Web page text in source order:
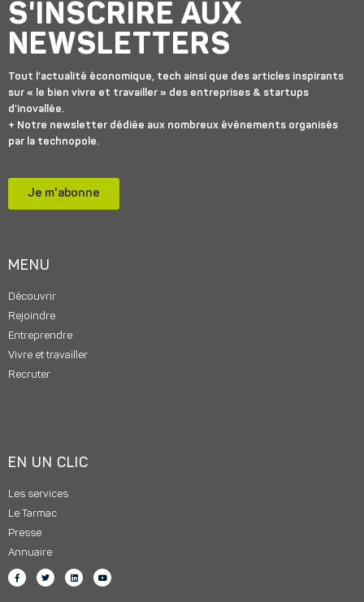
S'INSCRIRE AUX
NEWSLETTERS
Tout l’actualité économique, tech ainsi que des articles inspirants
sur « le bien vivre et travailler » des entreprises & startups
d’inovallée.
+ Notre newsletter dédiée aux nombreux événements organisés
par la technopole.
Je m'abonne
MENU
Découvrir
Rejoindre
Entreprendre
Vivre et travailler
Recruter
EN UN CLIC
Les services
Le Tarmac
Presse
Annuaire